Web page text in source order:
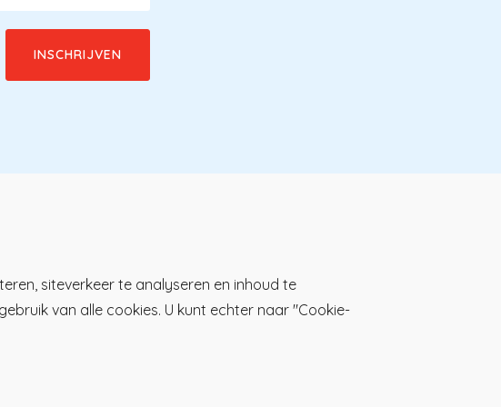
siteverkeer te analyseren en inhoud te
van alle cookies. U kunt echter naar "Cookie-